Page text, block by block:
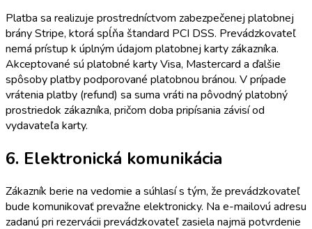
Platba sa realizuje prostredníctvom zabezpečenej platobnej
brány Stripe, ktorá spĺňa štandard PCI DSS. Prevádzkovateľ
nemá prístup k úplným údajom platobnej karty zákazníka.
Akceptované sú platobné karty Visa, Mastercard a ďalšie
spôsoby platby podporované platobnou bránou. V prípade
vrátenia platby (refund) sa suma vráti na pôvodný platobný
prostriedok zákazníka, pričom doba pripísania závisí od
vydavateľa karty.
6. Elektronická komunikácia
Zákazník berie na vedomie a súhlasí s tým, že prevádzkovateľ
bude komunikovať prevažne elektronicky. Na e-mailovú adresu
zadanú pri rezervácii prevádzkovateľ zasiela najmä potvrdenie